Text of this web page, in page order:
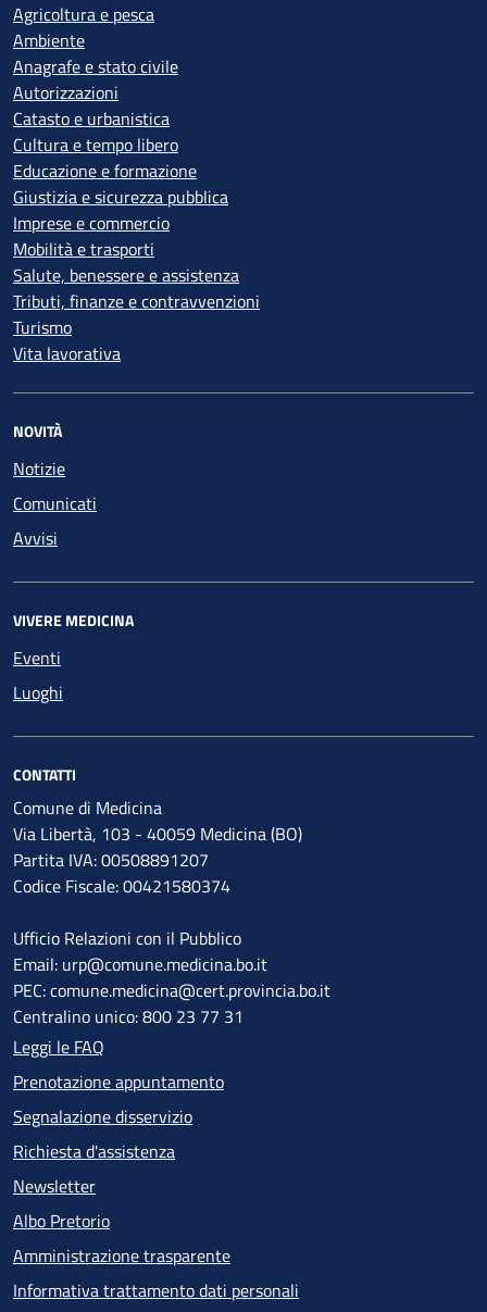
Agricoltura e pesca
Ambiente
Anagrafe e stato civile
Autorizzazioni
Catasto e urbanistica
Cultura e tempo libero
Educazione e formazione
Giustizia e sicurezza pubblica
Imprese e commercio
Mobilità e trasporti
Salute, benessere e assistenza
Tributi, finanze e contravvenzioni
Turismo
Vita lavorativa
NOVITÀ
Notizie
Comunicati
Avvisi
VIVERE MEDICINA
Eventi
Luoghi
CONTATTI
Comune di Medicina
Via Libertà, 103 - 40059 Medicina (BO)
Partita IVA: 00508891207
Codice Fiscale: 00421580374
Ufficio Relazioni con il Pubblico
Email: urp@comune.medicina.bo.it
PEC: comune.medicina@cert.provincia.bo.it
Centralino unico: 800 23 77 31
Leggi le FAQ
Prenotazione appuntamento
Segnalazione disservizio
Richiesta d'assistenza
Newsletter
Albo Pretorio
Amministrazione trasparente
Informativa trattamento dati personali